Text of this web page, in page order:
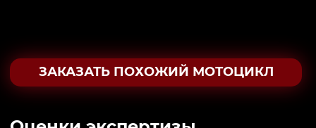
ЗАКАЗАТЬ ПОХОЖИЙ МОТОЦИКЛ